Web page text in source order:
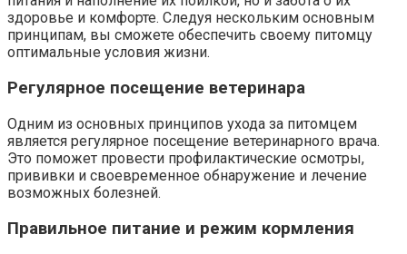
здоровье и комфорте. Следуя нескольким основным
принципам, вы сможете обеспечить своему питомцу
оптимальные условия жизни.
Регулярное посещение ветеринара
Одним из основных принципов ухода за питомцем
является регулярное посещение ветеринарного врача.
Это поможет провести профилактические осмотры,
прививки и своевременное обнаружение и лечение
возможных болезней.
Правильное питание и режим кормления